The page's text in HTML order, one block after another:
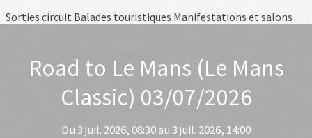
Sorties circuit Balades touristiques Manifestations et salons
Road to Le Mans (Le Mans
Classic) 03/07/2026
Du 3 juil. 2026, 08:30 au 3 juil. 2026, 14:00